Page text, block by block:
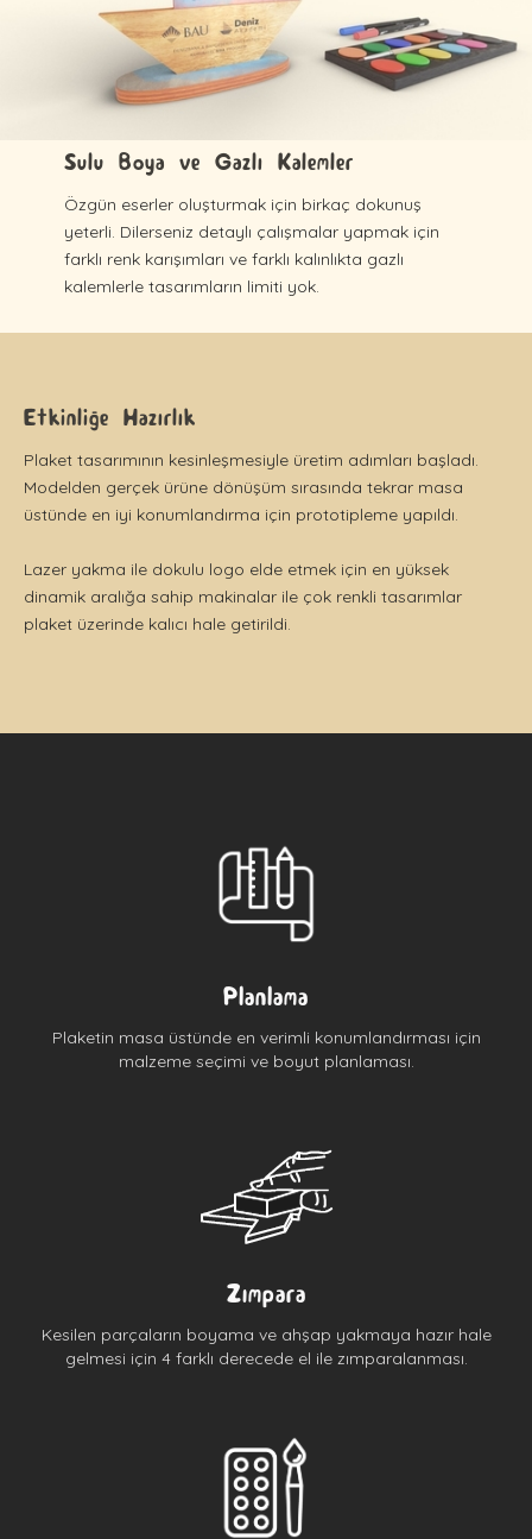
Sulu Boya ve Gazlı Kalemler
Özgün eserler oluşturmak için birkaç dokunuş
yeterli. Dilerseniz detaylı çalışmalar yapmak için
farklı renk karışımları ve farklı kalınlıkta gazlı
kalemlerle tasarımların limiti yok.
Etkinliğe Hazırlık
Plaket tasarımının kesinleşmesiyle üretim adımları başladı.
Modelden gerçek ürüne dönüşüm sırasında tekrar masa
üstünde en iyi konumlandırma için prototipleme yapıldı.
Lazer yakma ile dokulu logo elde etmek için en yüksek
dinamik aralığa sahip makinalar ile çok renkli tasarımlar
plaket üzerinde kalıcı hale getirildi.
Planlama
Plaketin masa üstünde en verimli konumlandırması için
malzeme seçimi ve boyut planlaması.
Zımpara
Kesilen parçaların boyama ve ahşap yakmaya hazır hale
gelmesi için 4 farklı derecede el ile zımparalanması.